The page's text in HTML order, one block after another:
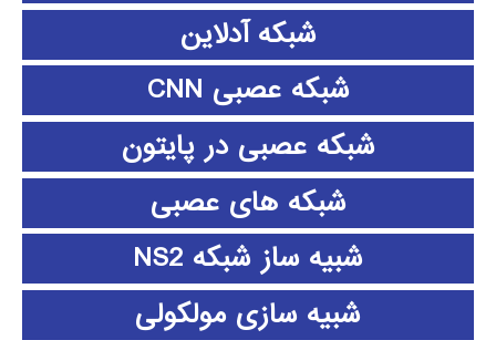
شبکه آدلاین
شبکه عصبی CNN
شبکه عصبی در پایتون
شبکه های عصبی
شبیه ساز شبکه NS2
شبیه سازی مولکولی